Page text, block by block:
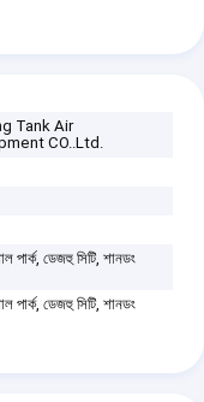
Tank Air
CO..Ltd.
পার্ক, ডেজহু সিটি, শানডং
পার্ক, ডেজহু সিটি, শানডং